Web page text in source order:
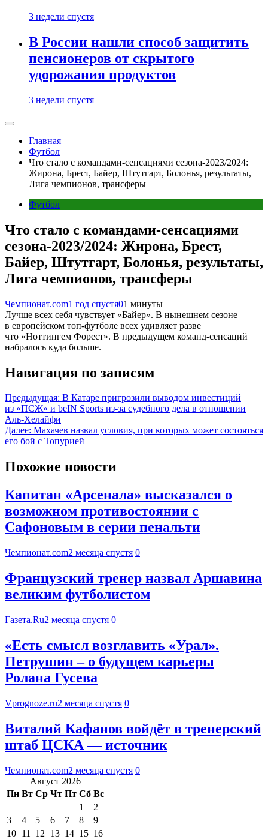
3 недели спустя
В России нашли способ защитить
пенсионеров от скрытого
удорожания продуктов
3 недели спустя
Главная
Футбол
Что стало с командами-сенсациями сезона-2023/2024:
Жирона, Брест, Байер, Штутгарт, Болонья, результаты,
Лига чемпионов, трансферы
Футбол
Что стало с командами-сенсациями
сезона-2023/2024: Жирона, Брест,
Байер, Штутгарт, Болонья, результаты,
Лига чемпионов, трансферы
Чемпионат.com1 год спустя01 минуты
Лучше всех себя чувствует «Байер». В нынешнем сезоне
в европейском топ-футболе всех удивляет разве
что «Ноттингем Форест». В предыдущем команд-сенсаций
набралось куда больше.
Навигация по записям
Предыдущая: В Катаре пригрозили выводом инвестиций
из «ПСЖ» и beIN Sports из-за судебного дела в отношении
Аль-Хелайфи
Далее: Махачев назвал условия, при которых может состояться
его бой с Топурией
Похожие новости
Капитан «Арсенала» высказался о
возможном противостоянии с
Сафоновым в серии пенальти
Чемпионат.com2 месяца спустя 0
Французский тренер назвал Аршавина
великим футболистом
Газета.Ru2 месяца спустя 0
«Есть смысл возглавить «Урал».
Петрушин – о будущем карьеры
Ролана Гусева
Vprognoze.ru2 месяца спустя 0
Виталий Кафанов войдёт в тренерский
штаб ЦСКА — источник
Чемпионат.com2 месяца спустя 0
Август 2026
Пн Вт Ср Чт Пт Сб Вс
1
2
3
4 5 6 7 8
9
10 11 12 13 14 15 16